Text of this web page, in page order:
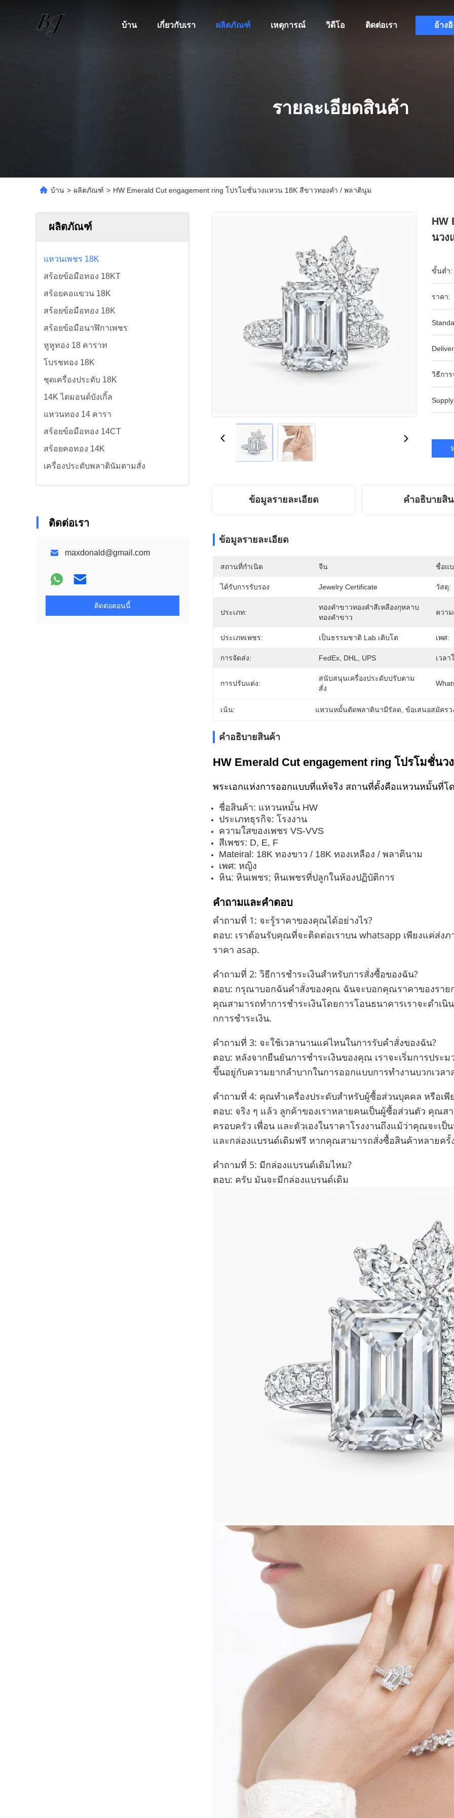
บ้าน เกี่ยวกับเรา ผลิตภัณฑ์ เหตุการณ์ วิดีโอ ติดต่อเรา อ้างอิ
รายละเอียดสินค้า
บ้าน > ผลิตภัณฑ์ > HW Emerald Cut engagement ring โปรโมชั่นวงแหวน 18K สีขาวทองคํา / พลาตินูม
ผลิตภัณฑ์
แหวนเพชร 18K
สร้อยข้อมือทอง 18KT
สร้อยคอแขวน 18K
สร้อยข้อมือทอง 18K
สร้อยข้อมือนาฬิกาเพชร
หูหูทอง 18 คาราท
โบรชทอง 18K
ชุดเครื่องประดับ 18K
14K ไดมอนด์บังเกิ้ล
แหวนทอง 14 คารา
สร้อยข้อมือทอง 14CT
สร้อยคอทอง 14K
เครื่องประดับพลาตินัมตามสั่ง
ติดต่อเรา
maxdonald@gmail.com
ติดต่อตอนนี้
HW
นวง
ขั้นต่ำ:
ราคา:
วิธีการ
ข้อมูลรายละเอียด คําอธิบายสิ
ข้อมูลรายละเอียด
สถานที่กำเนิด จีน ชื่อแ
ได้รับการรับรอง Jewelry Certificate วัสดุ:
ประเภท:
ทองคำขาวทองคำสีเหลืองกุหลาบ
ทองคำขาว
ควา
ประเภทเพชร: เป็นธรรมชาติ Lab เติบโต เพศ:
การจัดส่ง: FedEx, DHL, UPS เวลา
การปรับแต่ง:
สนับสนุนเครื่องประดับปรับตาม
สั่ง
เน้น: แหวนหมั้นตัดพลาตินามีรัลด , ข้อเสนอสมัคร
คําอธิบายสินค้า
HW Emerald Cut engagement ring โปรโมชั่น
พระเอกแห่งการออกแบบที่แท้จริง สถานที่ตั้งคือแหวนหมั้นที่โ
ชื่อสินค้า: แหวนหมั้น HW
ประเภทธุรกิจ: โรงงาน
ความใสของเพชร VS-VVS
สีเพชร: D, E, F
Mateiral: 18K ทองขาว / 18K ทองเหลือง / พลาตินาม
เพศ: หญิง
หิน: หินเพชร; หินเพชรที่ปลูกในห้องปฏิบัติการ
คําถามและคําตอบ
คําถามที่ 1: จะรู้ราคาของคุณได้อย่างไร?
ตอบ: เราต้อนรับคุณที่จะติดต่อเราบน whatsapp เพียงแค่ส่ง
ราคา asap.
คําถามที่ 2: วิธีการชําระเงินสําหรับการสั่งซื้อของฉัน?
ตอบ: กรุณาบอกฉันคําสั่งของคุณ ฉันจะบอกคุณราคาของราย
คุณสามารถทําการชําระเงินโดยการโอนธนาคารเราจะดําเ
กการชําระเงิน.
คําถามที่ 3: จะใช้เวลานานแค่ไหนในการรับคําสั่งของฉัน?
ตอบ: หลังจากยืนยันการชําระเงินของคุณ เราจะเริ่มการประ
ขึ้นอยู่กับความยากลําบากในการออกแบบการทํางานบวกเวล
คําถามที่ 4: คุณทําเครื่องประดับสําหรับผู้ซื้อส่วนบุคคล หรือเ
ตอบ: จริง ๆ แล้ว ลูกค้าของเราหลายคนเป็นผู้ซื้อส่วนตัว คุณ
ครอบครัว เพื่อน และตัวเองในราคาโรงงานถึงแม้ว่าคุณจะเ
และกล่องแบรนด์เดิมฟรี หากคุณสามารถสั่งซื้อสินค้าหลายครั้
คําถามที่ 5: มีกล่องแบรนด์เดิมไหม?
ตอบ: ครับ มันจะมีกล่องแบรนด์เดิม